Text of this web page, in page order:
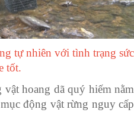
tự nhiên với tình trạng sức
tốt.
hoang dã quý hiếm nằm
động vật rừng nguy cấp